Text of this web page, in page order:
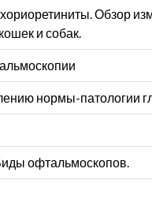
Обзор
и собак.
нормы-патологии
офтальмоскопов.